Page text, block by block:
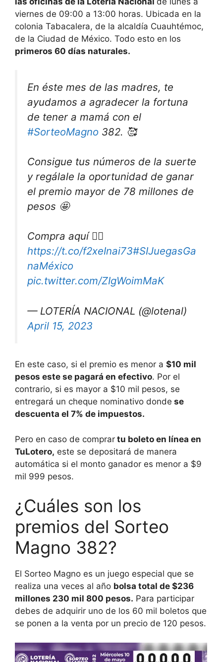
viernes de 09:00 a 13:00 horas. Ubicada en la
colonia Tabacalera, de la alcaldía Cuauhtémoc,
de la Ciudad de México. Todo esto en los
primeros 60 días naturales.
En éste mes de las madres, te
ayudamos a agradecer la fortuna
de tener a mamá con el
#SorteoMagno 382. 🥰
Consigue tus números de la suerte
y regálale la oportunidad de ganar
el premio mayor de 78 millones de
pesos 🤩
Compra aquí 👉🏾
https://t.co/f2xeInai73#SIJuegasGa
naMéxico
pic.twitter.com/ZIgWoimMaK
— LOTERÍA NACIONAL (@lotenal)
April 15, 2023
En este caso, si el premio es menor a $10 mil
pesos este se pagará en efectivo. Por el
contrario, si es mayor a $10 mil pesos, se
entregará un cheque nominativo donde se
descuenta el 7% de impuestos.
Pero en caso de comprar tu boleto en línea en
TuLotero, este se depositará de manera
automática si el monto ganador es menor a $9
mil 999 pesos.
¿Cuáles son los
premios del Sorteo
Magno 382?
El Sorteo Magno es un juego especial que se
realiza una veces al año bolsa total de $236
millones 230 mil 800 pesos. Para participar
debes de adquirir uno de los 60 mil boletos que
se ponen a la venta por un precio de 120 pesos.